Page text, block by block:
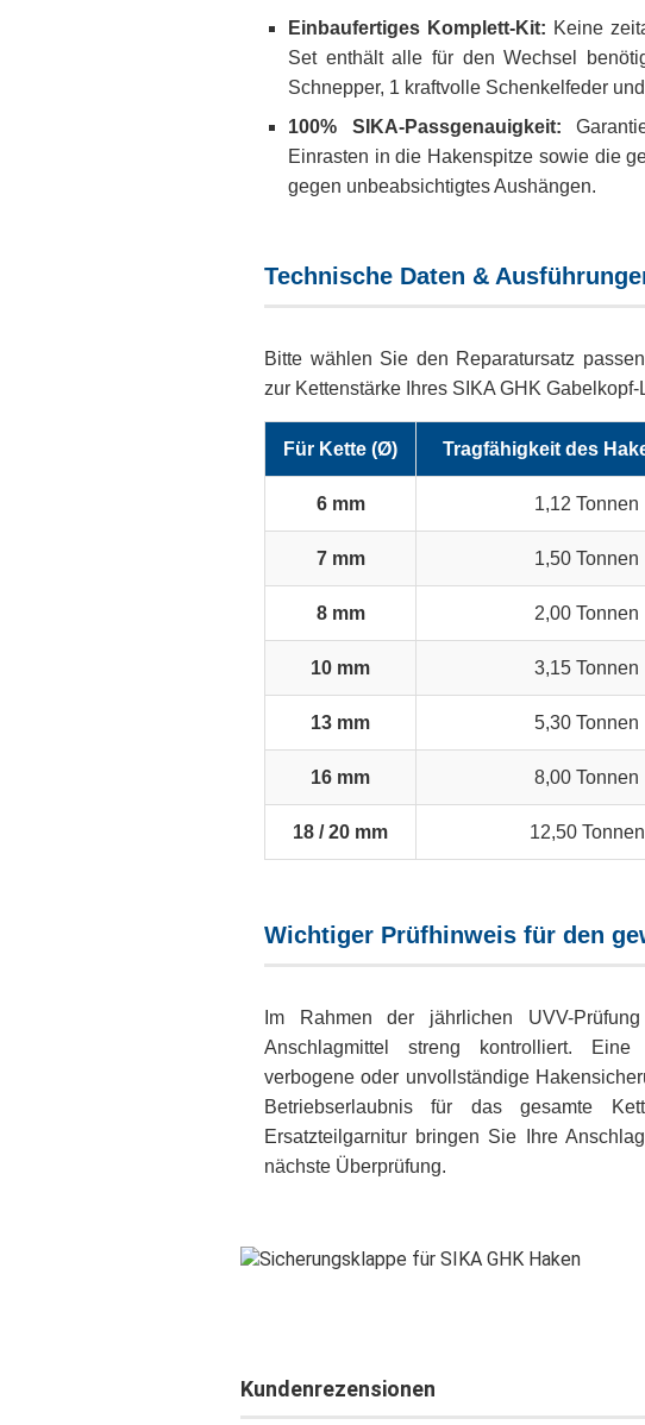
Einbaufertiges Komplett-Kit: Keine
Set enthält alle für den Wechsel
Schnepper, 1 kraftvolle Schenkelfeder
100% SIKA-Passgenauigkeit:
Einrasten in die Hakenspitze sowie die
gegen unbeabsichtigtes Aushängen.
Technische Daten &
Bitte wählen Sie den Reparatursatz
zur Kettenstärke Ihres SIKA GHK
Für Kette (Ø) Tragfähigkeit des
6 mm 1,12 Tonnen
7 mm 1,50 Tonnen
8 mm 2,00 Tonnen
10 mm 3,15 Tonnen
13 mm 5,30 Tonnen
16 mm 8,00 Tonnen
18 / 20 mm 12,50 Tonnen
Wichtiger Prüfhinweis für den
Im Rahmen der jährlichen UVV-
Anschlagmittel streng kontrolliert.
verbogene oder unvollständige
Betriebserlaubnis für das gesamte
Ersatzteilgarnitur bringen Sie Ihre
nächste Überprüfung.
Kundenrezensionen